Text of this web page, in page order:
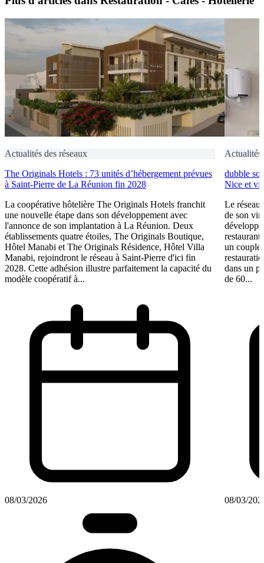
Actualités des réseaux
The Originals Hotels : 73 unités d’hébergement prévues
à Saint-Pierre de La Réunion fin 2028
La coopérative hôtelière The Originals Hotels franchit
une nouvelle étape dans son développement avec
l'annonce de son implantation à La Réunion. Deux
établissements quatre étoiles, The Originals Boutique,
Hôtel Manabi et The Originals Résidence, Hôtel Villa
Manabi, rejoindront le réseau à Saint-Pierre d'ici fin
2028. Cette adhésion illustre parfaitement la capacité du
modèle coopératif à...
08/03/2026
Actualités
dubble
Nice et
Le réseau
de son
un couple
dans un
de 60...
08/03/